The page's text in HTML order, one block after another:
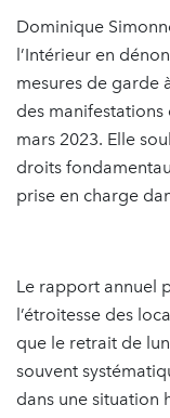
Dominique
l’Intérieur en
mesures de garde
des
mars 2023. Elle
droits
prise en charge
Le rapport annuel
l’étroitesse des
que le retrait de
souvent
dans une situation